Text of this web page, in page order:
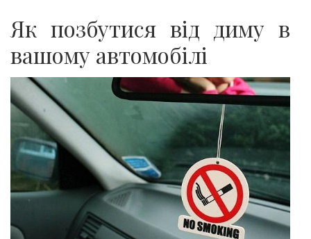
Як позбутися від диму в
вашому автомобілі